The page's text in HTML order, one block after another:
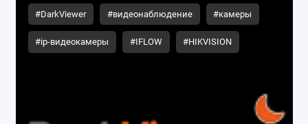
#DarkViewer #видеонаблюдение #камеры
#ip-видеокамеры #IFLOW #HIKVISION